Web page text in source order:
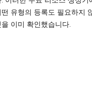
떤 유형의 등록도 필요하지
을 이미 확인했습니다.